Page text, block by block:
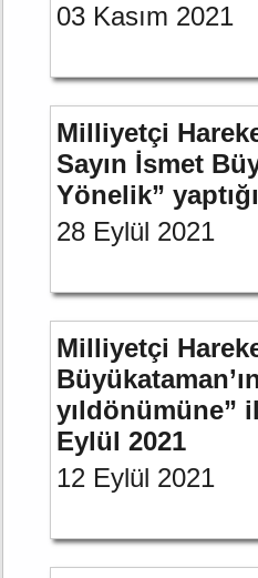
03 Kasım 2021
Milliyetçi
Sayın İsmet
Yönelik”
28 Eylül 2021
Milliyetçi
yıldönümüne”
Eylül 2021
12 Eylül 2021